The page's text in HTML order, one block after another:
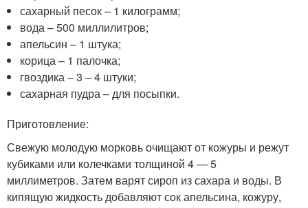
сахарный песок – 1 килограмм;
вода – 500 миллилитров;
апельсин – 1 штука;
корица – 1 палочка;
гвоздика – 3 – 4 штуки;
сахарная пудра – для посыпки.
Приготовление:
Свежую молодую морковь очищают от кожуры и режут
кубиками или колечками толщиной 4 — 5
миллиметров. Затем варят сироп из сахара и воды. В
кипящую жидкость добавляют сок апельсина, кожуру,